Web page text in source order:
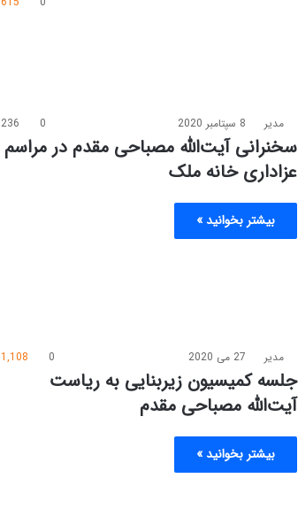
مدیر 8 سپتامبر 2020 0
236
سخنرانی آیت‌الله مصباحی مقدم در مراسم
عزاداری خانه ملک
بیشتر بخوانید »
مدیر 27 می 2020 0
1,108
جلسه کمیسیون زیربنایی به ریاست
آیت‌الله مصباحی مقدم
بیشتر بخوانید »